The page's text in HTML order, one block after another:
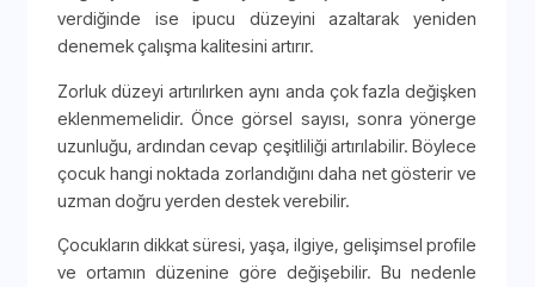
verdiğinde ise ipucu düzeyini azaltarak yeniden
denemek çalışma kalitesini artırır.
Zorluk düzeyi artırılırken aynı anda çok fazla değişken
eklenmemelidir. Önce görsel sayısı, sonra yönerge
uzunluğu, ardından cevap çeşitliliği artırılabilir. Böylece
çocuk hangi noktada zorlandığını daha net gösterir ve
uzman doğru yerden destek verebilir.
Çocukların dikkat süresi, yaşa, ilgiye, gelişimsel profile
ve ortamın düzenine göre değişebilir. Bu nedenle